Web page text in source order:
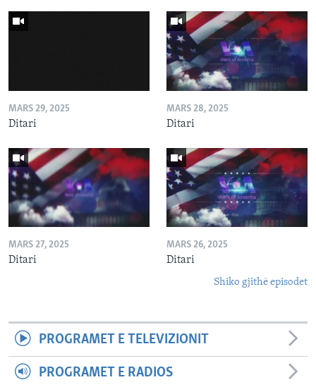
MARS 29, 2025
Ditari
MARS 28, 2025
Ditari
MARS 27, 2025
Ditari
MARS 26, 2025
Ditari
Shiko gjithë episodet
PROGRAMET E TELEVIZIONIT
PROGRAMET E RADIOS